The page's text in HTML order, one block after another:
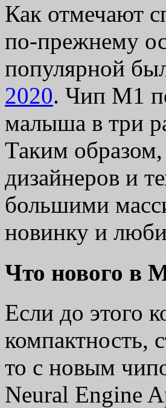
Как отмечают
по-прежнему
популярной
2020. Чип М1
малыша в три
Таким образом,
дизайнеров и
большими
новинку и
Что нового в
Если до этого
компактность,
то с новым
Neural Engine